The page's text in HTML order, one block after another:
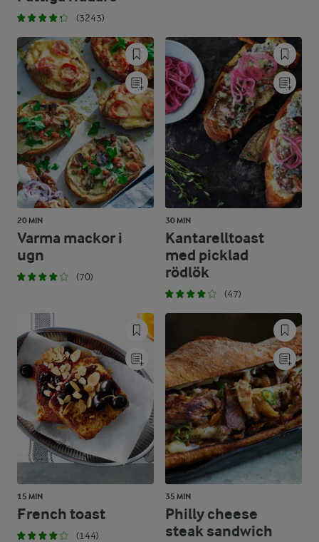
(3243)
20 MIN
Varma mackor i
ugn
(70)
30 MIN
Kantarelltoast
med picklad
rödlök
(47)
15 MIN
French toast
(144)
35 MIN
Philly cheese
steak sandwich